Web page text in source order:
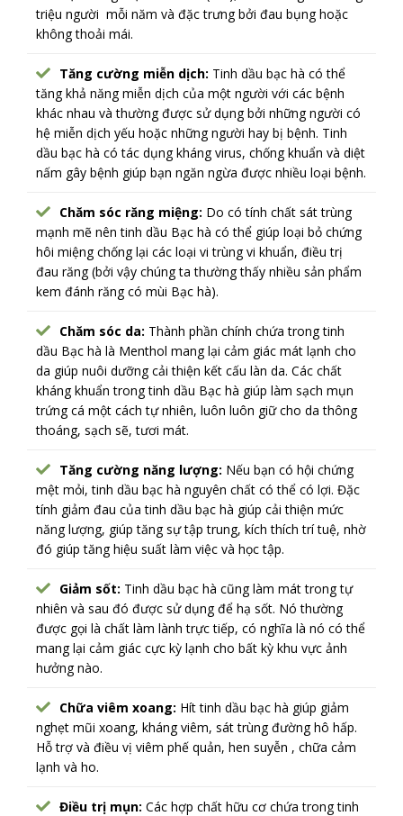
triệu người mỗi năm và đặc trưng bởi đau bụng hoặc
không thoải mái.
Tăng cường miễn dịch: Tinh dầu bạc hà có thể
tăng khả năng miễn dịch của một người với các bệnh
khác nhau và thường được sử dụng bởi những người có
hệ miễn dịch yếu hoặc những người hay bị bệnh. Tinh
dầu bạc hà có tác dụng kháng virus, chống khuẩn và diệt
nấm gây bệnh giúp bạn ngăn ngừa được nhiều loại bệnh.
Chăm sóc răng miệng: Do có tính chất sát trùng
mạnh mẽ nên tinh dầu Bạc hà có thể giúp loại bỏ chứng
hôi miệng chống lại các loại vi trùng vi khuẩn, điều trị
đau răng (bởi vậy chúng ta thường thấy nhiều sản phẩm
kem đánh răng có mùi Bạc hà).
Chăm sóc da: Thành phần chính chứa trong tinh
dầu Bạc hà là Menthol mang lại cảm giác mát lạnh cho
da giúp nuôi dưỡng cải thiện kết cấu làn da. Các chất
kháng khuẩn trong tinh dầu Bạc hà giúp làm sạch mụn
trứng cá một cách tự nhiên, luôn luôn giữ cho da thông
thoáng, sạch sẽ, tươi mát.
Tăng cường năng lượng: Nếu bạn có hội chứng
mệt mỏi, tinh dầu bạc hà nguyên chất có thể có lợi. Đặc
tính giảm đau của tinh dầu bạc hà giúp cải thiện mức
năng lượng, giúp tăng sự tập trung, kích thích trí tuệ, nhờ
đó giúp tăng hiệu suất làm việc và học tập.
Giảm sốt: Tinh dầu bạc hà cũng làm mát trong tự
nhiên và sau đó được sử dụng để hạ sốt. Nó thường
được gọi là chất làm lành trực tiếp, có nghĩa là nó có thể
mang lại cảm giác cực kỳ lạnh cho bất kỳ khu vực ảnh
hưởng nào.
Chữa viêm xoang: Hít tinh dầu bạc hà giúp giảm
nghẹt mũi xoang, kháng viêm, sát trùng đường hô hấp.
Hỗ trợ và điều vị viêm phế quản, hen suyễn , chữa cảm
lạnh và ho.
Điều trị mụn: Các hợp chất hữu cơ chứa trong tinh